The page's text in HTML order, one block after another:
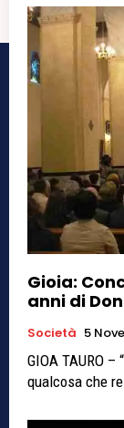
Gioia:
anni di
Società 5
GIOA TAURO
qualcosa che